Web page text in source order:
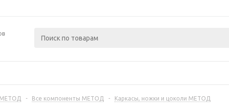
МЕТОД - Все компоненты МЕТОД - Каркасы, ножки и цоколи МЕТОД